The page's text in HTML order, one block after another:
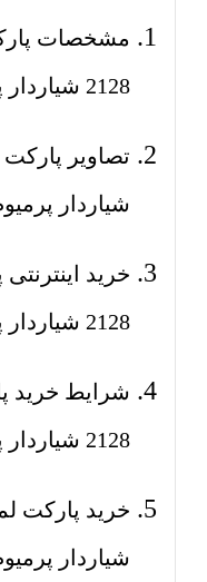
مشخصات
2128 شیاردار پرمیوم لاین
شیاردار
خرید
2128 شیاردار پرمیوم لاین
شرایط خرید
2128 شیاردار پرمیوم لاین و نحوه ارسال
شیاردار